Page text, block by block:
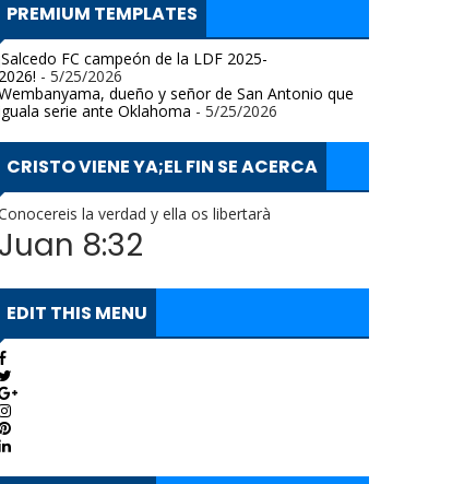
PREMIUM TEMPLATES
FC campeón de la LDF 2025-
2026! - 5/25/2026
dueño y señor de San Antonio que
serie ante Oklahoma - 5/25/2026
CRISTO VIENE YA;EL FIN SE ACERCA
la verdad y ella os libertarà
Juan 8:32
EDIT THIS MENU